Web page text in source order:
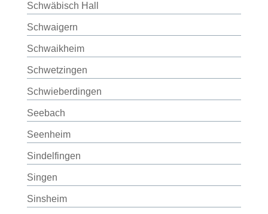
Schwäbisch Hall
Schwaigern
Schwaikheim
Schwetzingen
Schwieberdingen
Seebach
Seenheim
Sindelfingen
Singen
Sinsheim